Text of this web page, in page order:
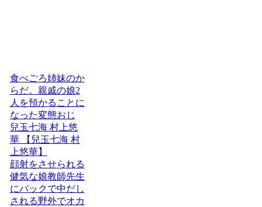
食べごろ姉妹のか
らだ。親戚の娘2
人を預かることに
なった変態おじ
兒玉七海 村上悠
華 【兒玉七海 村
上悠華】
顔射をさせられる
健気な娘教師先生
にバックで中だし
される野外でオカ